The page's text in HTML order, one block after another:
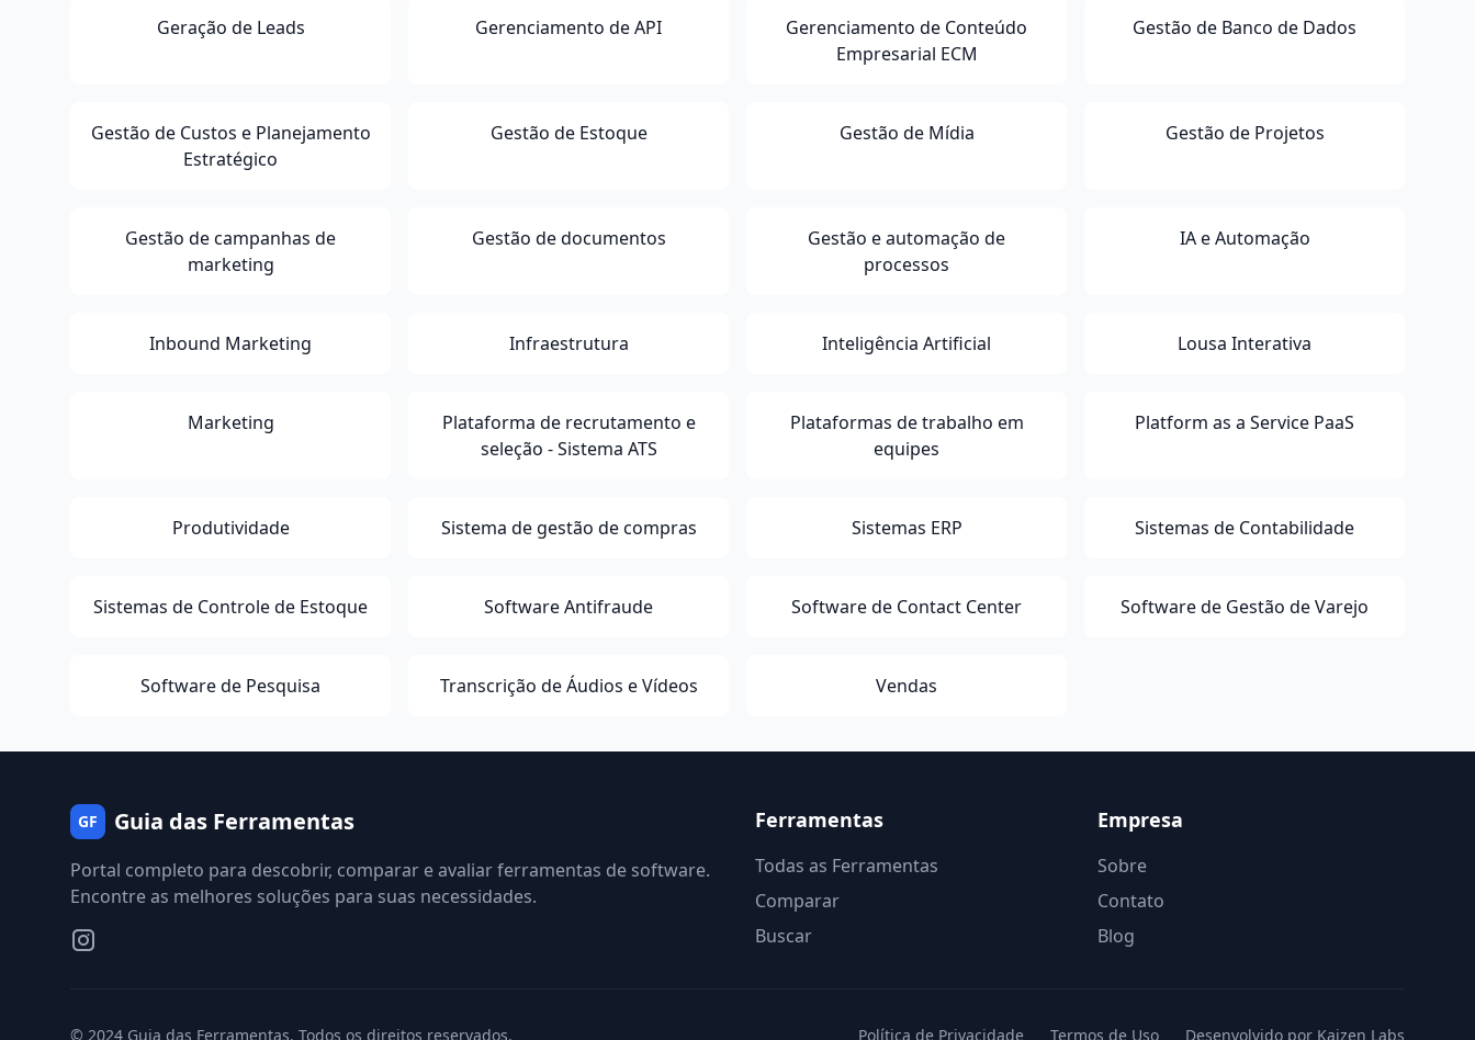
Geração de Leads Gerenciamento de API
Gerenciamento de Conteúdo
Empresarial ECM
Gestão de Banco de Dados
Gestão de Custos e Planejamento
Estratégico
Gestão de Estoque Gestão de Mídia Gestão de Projetos
Gestão de campanhas de
marketing
Gestão de documentos
Gestão e automação de
processos
IA e Automação
Inbound Marketing Infraestrutura Inteligência Artificial Lousa Interativa
Marketing
Plataforma de recrutamento e
seleção - Sistema ATS
Plataformas de trabalho em
equipes
Platform as a Service PaaS
Produtividade Sistema de gestão de compras Sistemas ERP Sistemas de Contabilidade
Sistemas de Controle de Estoque Software Antifraude Software de Contact Center Software de Gestão de Varejo
Software de Pesquisa Transcrição de Áudios e Vídeos Vendas
GF Guia das Ferramentas
Portal completo para descobrir, comparar e avaliar ferramentas de software.
Encontre as melhores soluções para suas necessidades.
Ferramentas
Todas as Ferramentas
Comparar
Buscar
Empresa
Sobre
Contato
Blog
© 2024 Guia das Ferramentas. Todos os direitos reservados. Política de Privacidade Termos de Uso Desenvolvido por Kaizen Labs